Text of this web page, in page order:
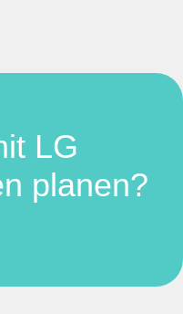
LG
planen?